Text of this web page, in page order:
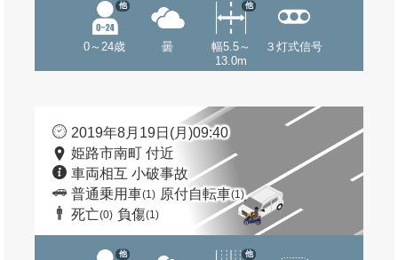
0～24歳
他
曇
幅5.5～
13.0m
他
３灯式信号
2019年8月19日(月)09:40
姫路市南町 付近
車両相互 小破事故
普通乗用車(1) 原付自転車(1)
死亡(0) 負傷(1)
他 他